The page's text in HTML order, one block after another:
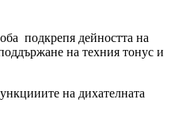
подкрепя дейността на
на техния тонус и
на дихателната